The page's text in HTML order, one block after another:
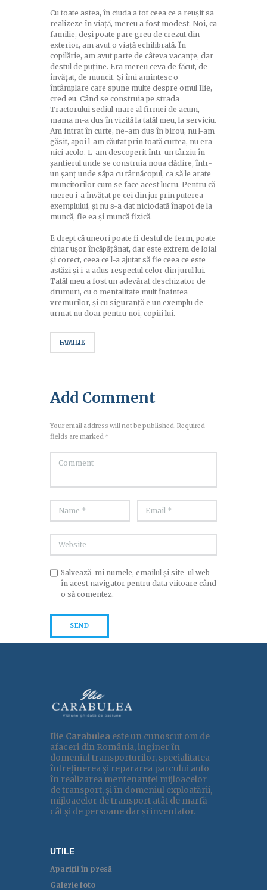
Cu toate astea, în ciuda a tot ceea ce a reușit sa
realizeze în viață, mereu a fost modest. Noi, ca
familie, deși poate pare greu de crezut din
exterior, am avut o viață echilibrată. În
copilărie, am avut parte de câteva vacanțe, dar
destul de puține. Era mereu ceva de făcut, de
învățat, de muncit. Și îmi amintesc o
întâmplare care spune multe despre omul Ilie,
cred eu. Când se construia pe strada
Tractorului sediul mare al firmei de acum,
mama m-a dus în vizită la tatăl meu, la serviciu.
Am intrat în curte, ne-am dus în birou, nu l-am
găsit, apoi l-am căutat prin toată curtea, nu era
nici acolo. L-am descoperit într-un târziu în
șantierul unde se construia noua clădire, într-
un șanț unde săpa cu târnăcopul, ca să le arate
muncitorilor cum se face acest lucru. Pentru că
mereu i-a învățat pe cei din jur prin puterea
exemplului, și nu s-a dat niciodată înapoi de la
muncă, fie ea și muncă fizică.
E drept că uneori poate fi destul de ferm, poate
chiar ușor încăpățânat, dar este extrem de loial
și corect, ceea ce l-a ajutat să fie ceea ce este
astăzi și i-a adus respectul celor din jurul lui.
Tatăl meu a fost un adevărat deschizator de
drumuri, cu o mentalitate mult înaintea
vremurilor, și cu siguranță e un exemplu de
urmat nu doar pentru noi, copiii lui.
FAMILIE
Add Comment
Your email address will not be published. Required
fields are marked *
Salvează-mi numele, emailul și site-ul web
în acest navigator pentru data viitoare când
o să comentez.
Ilie Carabulea este un cunoscut om de
afaceri din România, inginer în
domeniul transporturilor, specialitatea
întreținerea și repararea parcului auto
în realizarea mentenanței mijloacelor
de transport, și în domeniul exploatării,
mijloacelor de transport atât de marfă
cât și de persoane dar și inventator.
UTILE
Apariții în presă
Galerie foto